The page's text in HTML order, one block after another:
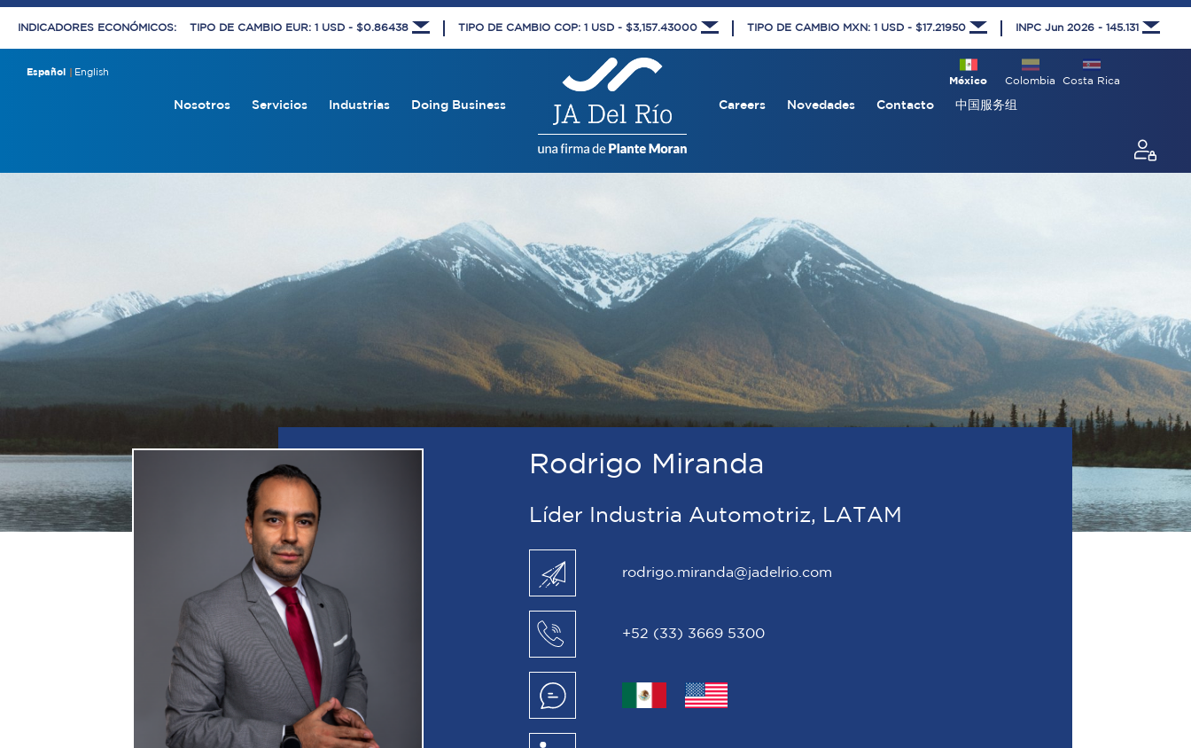
INDICADORES ECONÓMICOS: TIPO DE CAMBIO EUR: 1 USD - $0.86438 TIPO DE CAMBIO COP: 1 USD - $3,157.43000 TIPO DE CAMBIO MXN: 1 USD - $17.21950 INPC Jun 2026 - 145.131
Español English
Costa Rica
Colombia
México
Nosotros Servicios Industrias Doing Business Careers Novedades Contacto 中国服务组
Rodrigo Miranda
Líder Industria Automotriz, LATAM
rodrigo.miranda@jadelrio.com
+52 (33) 3669 5300